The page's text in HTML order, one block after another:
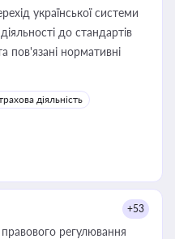
української системи
до стандартів
пов'язані нормативні
діяльність
+53
регулювання